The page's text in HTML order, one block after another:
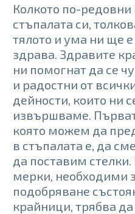
Колкото по-
стъпалата си,
тялото и ума ни ще
здрава. Здравите
ни помогнат да се
и радостни от
дейности, които ни
извършваме.
която можем да
в стъпалата е, да
да поставим
мерки, необходими
подобряване
крайници, трябва